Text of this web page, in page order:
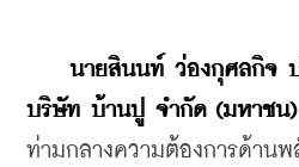
นายสินนท์ ว่องกุศลกิจ ป
บริษัท บ้านปู จำกัด (มหาชน)
ท่ามกลางความต้องการด้านพ